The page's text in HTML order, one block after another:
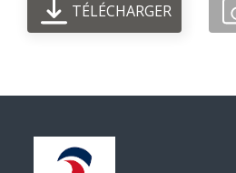
TÉLÉCHARGER